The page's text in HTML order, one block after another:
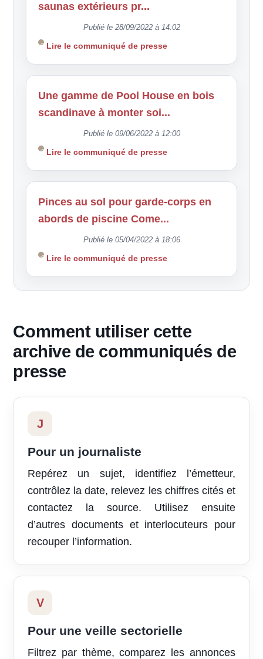
saunas extérieurs pr...
Publié le 28/09/2022 à 14:02
Lire le communiqué de presse
Une gamme de Pool House en bois
scandinave à monter soi...
Publié le 09/06/2022 à 12:00
Lire le communiqué de presse
Pinces au sol pour garde-corps en
abords de piscine Come...
Publié le 05/04/2022 à 18:06
Lire le communiqué de presse
Comment utiliser cette
archive de communiqués de
presse
J
Pour un journaliste
Repérez un sujet, identifiez l’émetteur,
contrôlez la date, relevez les chiffres cités et
contactez la source. Utilisez ensuite
d’autres documents et interlocuteurs pour
recouper l’information.
V
Pour une veille sectorielle
Filtrez par thème, comparez les annonces